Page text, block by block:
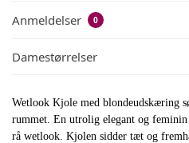
Anmeldelser 0
Damestørrelser
Wetlook Kjole med blondeudskæring
rummet. En utrolig elegant og
rå wetlook. Kjolen sidder tæt og